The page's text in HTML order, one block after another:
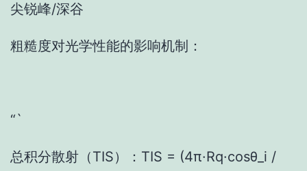
尖锐峰/深谷
粗糙度对光学性能的影响机制：
“`
总积分散射（TIS）：TIS = (4π·Rq·cosθ_i /